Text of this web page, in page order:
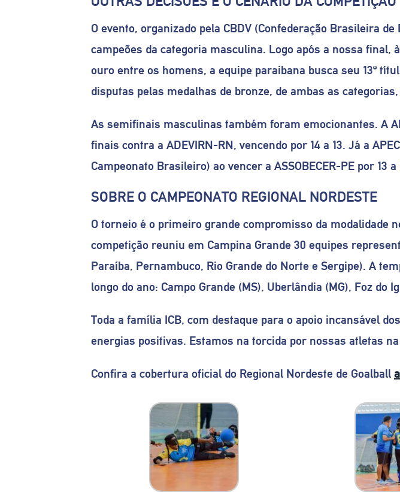
O evento, organizado pela CBDV (Confederação Brasileira
campeões da categoria masculina. Logo após a nossa final,
ouro entre os homens, a equipe paraibana busca seu 13º
disputas pelas medalhas de bronze, de ambas as
As semifinais masculinas também foram emocionantes. A
finais contra a ADEVIRN-RN, vencendo por 14 a 13. Já a
Campeonato Brasileiro) ao vencer a ASSOBECER-PE por 13
SOBRE O CAMPEONATO REGIONAL NORDESTE
O torneio é o primeiro grande compromisso da modalidade
competição reuniu em Campina Grande 30 equipes
Paraíba, Pernambuco, Rio Grande do Norte e Sergipe). A
longo do ano: Campo Grande (MS), Uberlândia (MG), Foz do
Toda a família ICB, com destaque para o apoio incansável
energias positivas. Estamos na torcida por nossas atletas
Confira a cobertura oficial do Regional Nordeste de Goalball